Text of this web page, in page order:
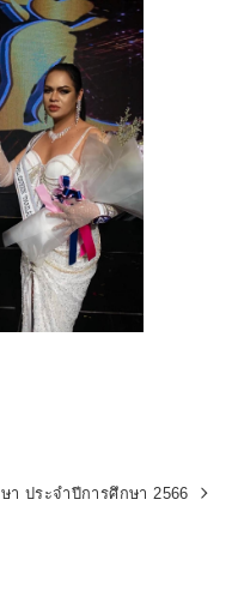
ประจำปีการศึกษา 2566